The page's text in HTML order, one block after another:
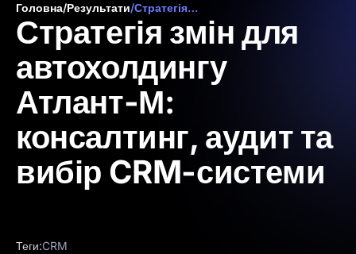
Головна/Результати/ Стратегія змін для автохолдингу Атлант-М:...
Стратегія змін для
автохолдингу
Атлант-М:
консалтинг, аудит та
вибір CRM-системи
Теги:CRM